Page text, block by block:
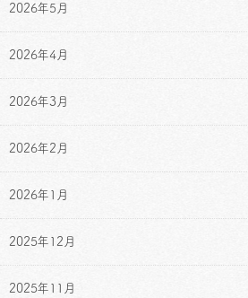
2026年5月
2026年4月
2026年3月
2026年2月
2026年1月
2025年12月
2025年11月